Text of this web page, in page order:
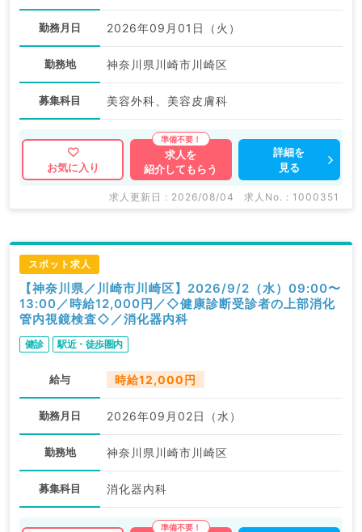
勤務月日 2026年09月01日（火）
勤務地 神奈川県川崎市川崎区
募集科目 美容外科、美容皮膚科
お気に入り
求人を
紹介してもらう
詳細を
見る
求人更新日 : 2026/08/04 求人No. : 1000351
スポット求人
【神奈川県／川崎市川崎区】2026/9/2（水）09:00〜
13:00／時給12,000円／◇健康診断受診者の上部消化
管内視鏡検査◇／消化器内科
健診 駅近・徒歩圏内
給与 時給12,000円
勤務月日 2026年09月02日（水）
勤務地 神奈川県川崎市川崎区
募集科目 消化器内科